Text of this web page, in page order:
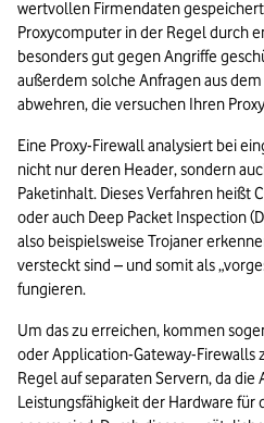
wertvollen Firmendaten
Proxycomputer in der Regel durch
besonders gut gegen Angriffe
außerdem solche Anfragen aus
abwehren, die versuchen Ihren
Eine Proxy-Firewall analysiert bei
nicht nur deren Header, sondern
Paketinhalt. Dieses Verfahren heißt
oder auch Deep Packet Inspection
also beispielsweise Trojaner
versteckt sind – und somit als
fungieren.
Um das zu erreichen, kommen
oder Application-Gateway-Firewalls
Regel auf separaten Servern, da die
Leistungsfähigkeit der Hardware für